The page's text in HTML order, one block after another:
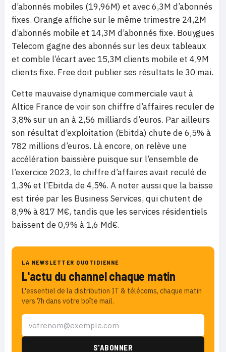
d’abonnés mobiles (19,96M) et avec 6,3M d’abonnés
fixes. Orange affiche sur le même trimestre 24,2M
d’abonnés mobile et 14,3M d’abonnés fixe. Bouygues
Telecom gagne des abonnés sur les deux tableaux
et comble l’écart avec 15,3M clients mobile et 4,9M
clients fixe. Free doit publier ses résultats le 30 mai.
Cette mauvaise dynamique commerciale vaut à
Altice France de voir son chiffre d’affaires reculer de
3,8% sur un an à 2,56 milliards d’euros. Par ailleurs
son résultat d’exploitation (Ebitda) chute de 6,5% à
782 millions d’euros. Là encore, on relève une
accélération baissière puisque sur l’ensemble de
l’exercice 2023, le chiffre d’affaires avait reculé de
1,3% et l’Ebitda de 4,5%. A noter aussi que la baisse
est tirée par les Business Services, qui chutent de
8,9% à 817 M€, tandis que les services résidentiels
baissent de 0,9% à 1,6 Md€.
LA NEWSLETTER QUOTIDIENNE
L'actu du channel chaque matin
L'essentiel de la distribution IT & télécoms, chaque matin
vers 7h dans votre boîte mail.